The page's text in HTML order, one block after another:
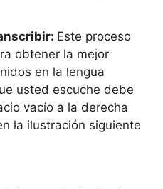
Este proceso
obtener la mejor
en la lengua
usted escuche debe
vacío a la derecha
la ilustración siguiente